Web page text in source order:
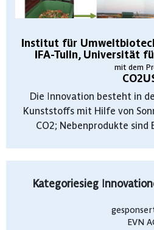
Institut für
IFA-Tulln, Universität
mit dem
Die Innovation besteht in
Kunststoffs mit Hilfe von
CO2; Nebenprodukte sind
Kategoriesieg
EVN